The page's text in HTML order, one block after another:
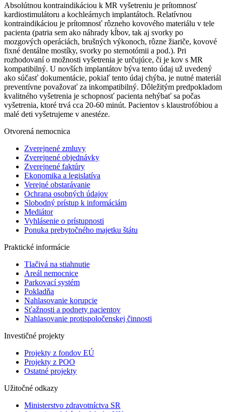
Absolútnou kontraindikáciou k MR vyšetreniu je prítomnosť
kardiostimulátoru a kochleárnych implantátoch. Relatívnou
kontraindikáciou je prítomnosť rôzneho kovového materiálu v tele
pacienta (patria sem ako náhrady kĺbov, tak aj svorky po
mozgových operáciách, brušných výkonoch, rôzne žiariče, kovové
fixné dentálne mostíky, svorky po sternotómii a pod.). Pri
rozhodovaní o možnosti vyšetrenia je určujúce, či je kov s MR
kompatibilný. U novších implantátov býva tento údaj už uvedený
ako súčasť dokumentácie, pokiaľ tento údaj chýba, je nutné materiál
preventívne považovať za inkompatibilný. Dôležitým predpokladom
kvalitného vyšetrenia je schopnosť pacienta nehýbať sa počas
vyšetrenia, ktoré trvá cca 20-60 minút. Pacientov s klaustrofóbiou a
malé deti vyšetrujeme v anestéze.
Otvorená nemocnica
Zverejnené zmluvy
Zverejnené objednávky
Zverejnené faktúry
Ekonomika a legislatíva
Verejné obstarávanie
Ochrana osobných údajov
Slobodný prístup k informáciám
Mediátor
Vyhlásenie o prístupnosti
Ponuka prebytočného majetku štátu
Praktické informácie
Tlačivá na stiahnutie
Areál nemocnice
Parkovací systém
Pokladňa
Nahlasovanie korupcie
Sťažnosti a podnety pacientov
Nahlasovanie protispoločenskej činnosti
Investičné projekty
Projekty z fondov EÚ
Projekty z POO
Ostatné projekty
Užitočné odkazy
Ministerstvo zdravotníctva SR